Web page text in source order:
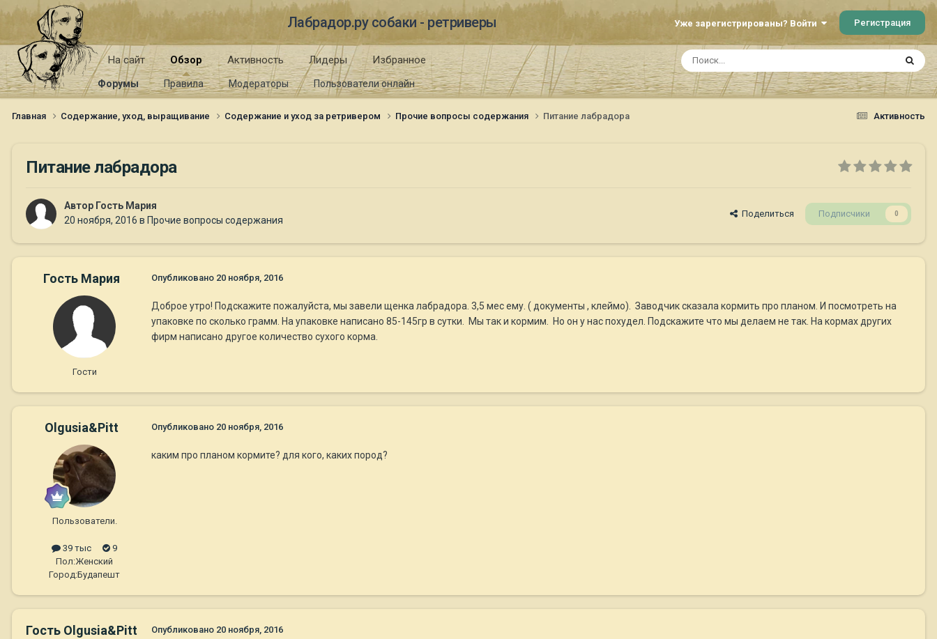
Лабрадор.ру собаки - ретриверы Уже зарегистрированы? Войти Регистрация
На сайт Обзор
Форумы Правила Модераторы Пользователи онлайн
Активность Лидеры Избранное
Активность
Главная Содержание, уход, выращивание Содержание и уход за ретривером Прочие вопросы содержания Питание лабрадора
Питание лабрадора
Автор Гость Мария
20 ноября, 2016 в Прочие вопросы содержания
Поделиться Подписчики 0
Гость Мария
Гости
Опубликовано 20 ноября, 2016
Доброе утро! Подскажите пожалуйста, мы завели щенка лабрадора. 3,5 мес ему. ( документы , клеймо). Заводчик сказала кормить про планом. И посмотреть на
упаковке по сколько грамм. На упаковке написано 85-145гр в сутки. Мы так и кормим. Но он у нас похудел. Подскажите что мы делаем не так. На кормах других
фирм написано другое количество сухого корма.
Olgusia&Pitt
Пользователи.
39 тыс
9
Пол:Женский
Город:Будапешт
Опубликовано 20 ноября, 2016
каким про планом кормите? для кого, каких пород?
Гость Olgusia&Pitt Опубликовано 20 ноября, 2016